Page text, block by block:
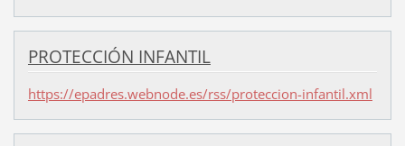
PROTECCIÓN INFANTIL
https://epadres.webnode.es/rss/proteccion-infantil.xml